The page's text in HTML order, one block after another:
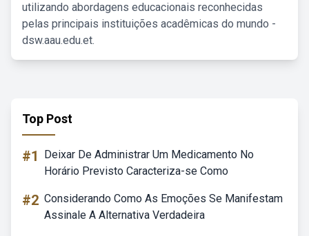
utilizando abordagens educacionais reconhecidas
pelas principais instituições acadêmicas do mundo -
dsw.aau.edu.et.
Top Post
#1
Deixar De Administrar Um Medicamento No
Horário Previsto Caracteriza-se Como
#2 Considerando Como As Emoções Se Manifestam
Assinale A Alternativa Verdadeira